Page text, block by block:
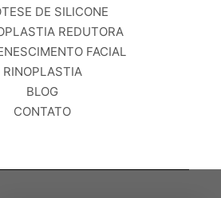
DE SILICONE
REDUTORA
FACIAL
RINOPLASTIA
BLOG
CONTATO